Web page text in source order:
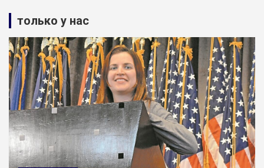
только у нас